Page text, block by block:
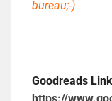
bureau;-)
Goodreads